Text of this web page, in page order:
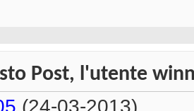
Post, l'utente